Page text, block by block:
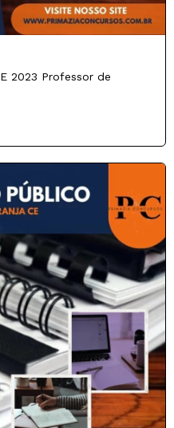
2023 Professor de